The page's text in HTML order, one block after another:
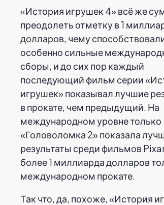
«История игрушек 4» всё же
преодолеть отметку в 1
долларов, чему
особенно сильные
сборы, и до сих пор каждый
последующий фильм серии
игрушек» показывал лучшие
в прокате, чем предыдущий. На
международном уровне только
«Головоломка 2» показала
результаты среди фильмов
более 1 миллиарда долларов
международном прокате.
Так что, да, похоже, «История